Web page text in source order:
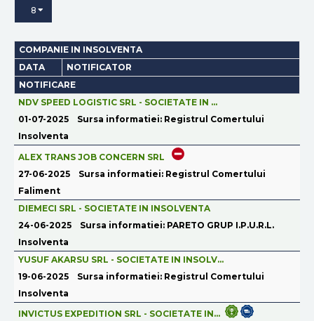
8
DATA
COMPANIE IN INSOLVENTA
NOTIFICATOR
NOTIFICARE
01-07-2025
NDV SPEED LOGISTIC SRL - SOCIETATE IN ...
Sursa informatiei: Registrul Comertului
Insolventa
27-06-2025
ALEX TRANS JOB CONCERN SRL
Sursa informatiei: Registrul Comertului
Faliment
24-06-2025
DIEMECI SRL - SOCIETATE IN INSOLVENTA
Sursa informatiei: PARETO GRUP I.P.U.R.L.
Insolventa
19-06-2025
YUSUF AKARSU SRL - SOCIETATE IN INSOLV...
Sursa informatiei: Registrul Comertului
Insolventa
INVICTUS EXPEDITION SRL - SOCIETATE IN...